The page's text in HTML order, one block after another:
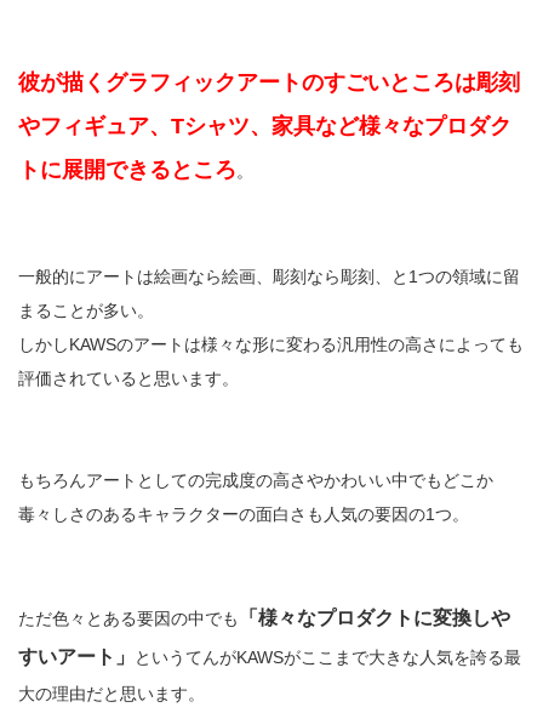
彼が描くグラフィックアートのすごいところは彫刻
やフィギュア、Tシャツ、家具など様々なプロダク
トに展開できるところ。
一般的にアートは絵画なら絵画、彫刻なら彫刻、と1つの領域に留
まることが多い。
しかしKAWSのアートは様々な形に変わる汎用性の高さによっても
評価されていると思います。
もちろんアートとしての完成度の高さやかわいい中でもどこか
毒々しさのあるキャラクターの面白さも人気の要因の1つ。
ただ色々とある要因の中でも
「様々なプロダクトに変換しや
すいアート」
というてんがKAWSがここまで大きな人気を誇る最
大の理由だと思います。